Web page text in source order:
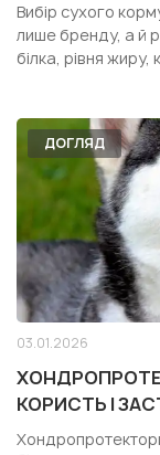
Вибір сухого
лише бренду, а й
білка, рівня жиру,
одного сегмента
ДОГЛЯД
03.01.2026
КОРИСТЬ І